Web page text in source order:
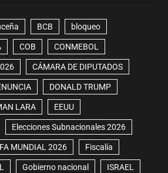
BCB bloqueo
COB CONMEBOL
CÁMARA DE DIPUTADOS
DONALD TRUMP
LARA EEUU
Elecciones Subnacionales 2026
MUNDIAL 2026 Fiscalía
Gobierno nacional ISRAEL